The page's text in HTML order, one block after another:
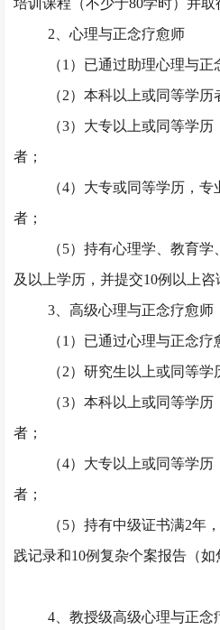
培训课程（不少于80学时）并取
2、心理与正念疗愈师
（1）已通过助理心理与正
（2）本科以上或同等学历
（3）大专以上或同等学历
者；
（4）大专或同等学历，专
者；
（5）持有心理学、教育
及以上学历，并提交10例以上咨
3、高级心理与正念疗愈师
（1）已通过心理与正念疗
（2）研究生以上或同等学
（3）本科以上或同等学历
者；
（4）大专以上或同等学历
者；
（5）持有中级证书满2年
践记录和10例复杂个案报告（如
4、教授级高级心理与正念